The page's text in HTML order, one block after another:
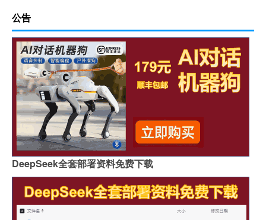
公告
DeepSeek全套部署资料免费下载